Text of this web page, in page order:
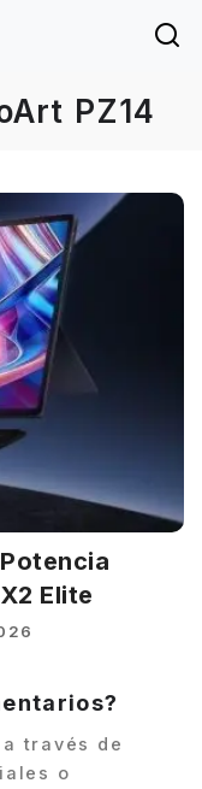
PZ14
Elite
través de
o